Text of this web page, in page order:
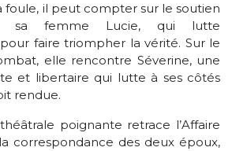
foule, il peut compter sur le soutien
sa femme Lucie, qui lutte
faire triompher la vérité. Sur le
elle rencontre Séverine, une
et libertaire qui lutte à ses côtés
rendue.
poignante retrace l’Affaire
correspondance des deux époux,